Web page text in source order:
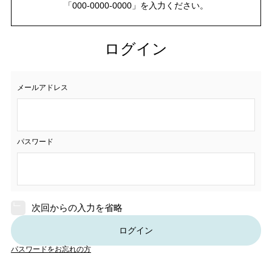
「000-0000-0000」を入力ください。
ログイン
メールアドレス
パスワード
次回からの入力を省略
ログイン
パスワードをお忘れの方